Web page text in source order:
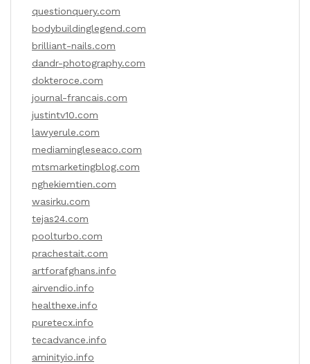
questionquery.com
bodybuildinglegend.com
brilliant-nails.com
dandr-photography.com
dokteroce.com
journal-francais.com
justintv10.com
lawyerule.com
mediamingleseaco.com
mtsmarketingblog.com
nghekiemtien.com
wasirku.com
tejas24.com
poolturbo.com
prachestait.com
artforafghans.info
airvendio.info
healthexe.info
puretecx.info
tecadvance.info
aminityio.info